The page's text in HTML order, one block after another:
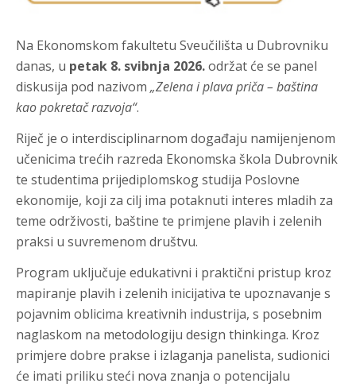
Na Ekonomskom fakultetu Sveučilišta u Dubrovniku
danas, u petak 8. svibnja 2026.održat će se panel
diskusija pod nazivom „Zelena i plava priča – baština
kao pokretač razvoja“.
Riječ je o interdisciplinarnom događaju namijenjenom
učenicima trećih razreda Ekonomska škola Dubrovnik
te studentima prijediplomskog studija Poslovne
ekonomije, koji za cilj ima potaknuti interes mladih za
teme održivosti, baštine te primjene plavih i zelenih
praksi u suvremenom društvu.
Program uključuje edukativni i praktični pristup kroz
mapiranje plavih i zelenih inicijativa te upoznavanje s
pojavnim oblicima kreativnih industrija, s posebnim
naglaskom na metodologiju design thinkinga. Kroz
primjere dobre prakse i izlaganja panelista, sudionici
će imati priliku steći nova znanja o potencijalu